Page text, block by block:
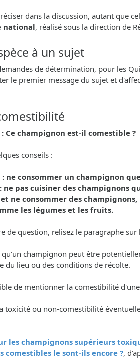
dans la discussion, autant que
national, réalisé sous la direction de
à un sujet
de détermination, pour les
le premier message du sujet et
Ce champignon est-il comestible ?
conseils :
: ne consommer un
: ne pas cuisiner des
et ne consommer des
les légumes et les fruits.
de question, relisez le paragraphe
qu'un champignon peut être
du lieu ou des conditions de récolte.
de mentionner la comestibilité
toxicité ou non-comestibilité
les champignons supérieurs
comestibles le sont-ils encore ?,